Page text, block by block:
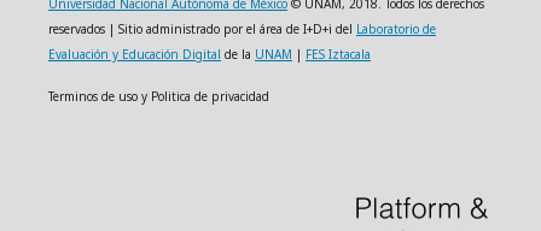
reservados | Sitio administrado por el área de I+D+i del Laboratorio de
Evaluación y Educación Digital de la UNAM | FES Iztacala
Terminos de uso y Politica de privacidad